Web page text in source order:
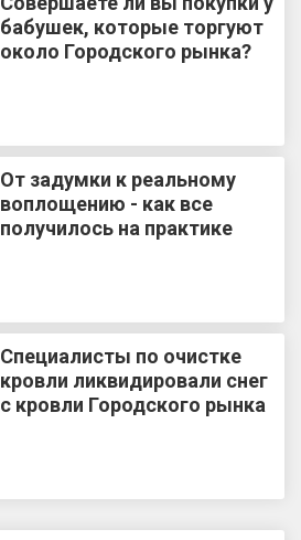
бабушек, которые торгуют
около Городского рынка?
От задумки к реальному
воплощению - как все
получилось на практике
Специалисты по очистке
кровли ликвидировали снег
с кровли Городского рынка